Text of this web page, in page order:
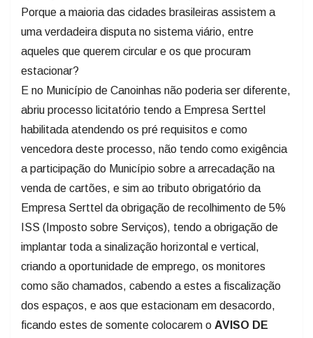
Porque a maioria das cidades brasileiras assistem a
uma verdadeira disputa no sistema viário, entre
aqueles que querem circular e os que procuram
estacionar?
E no Município de Canoinhas não poderia ser diferente,
abriu processo licitatório tendo a Empresa Serttel
habilitada atendendo os pré requisitos e como
vencedora deste processo, não tendo como exigência
a participação do Município sobre a arrecadação na
venda de cartões, e sim ao tributo obrigatório da
Empresa Serttel da obrigação de recolhimento de 5%
ISS (Imposto sobre Serviços), tendo a obrigação de
implantar toda a sinalização horizontal e vertical,
criando a oportunidade de emprego, os monitores
como são chamados, cabendo a estes a fiscalização
dos espaços, e aos que estacionam em desacordo,
ficando estes de somente colocarem o AVISO DE